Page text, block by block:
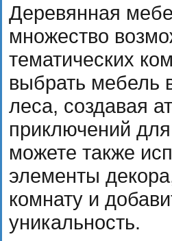
Деревянная
множество
тематических
выбрать мебель
леса, создавая
приключений
можете также
элементы
комнату и
уникальность.